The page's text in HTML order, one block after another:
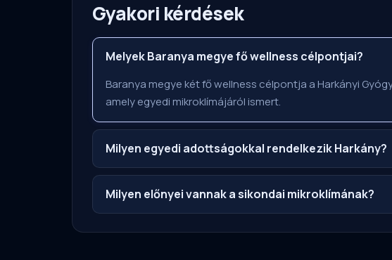
Gyakori kérdések
Melyek Baranya megye fő wellness célpontjai?
Baranya megye két fő wellness célpontja a Harkányi
amely egyedi mikroklímájáról ismert.
Milyen egyedi adottságokkal rendelkezik Harkány?
Milyen előnyei vannak a sikondai mikroklímának?